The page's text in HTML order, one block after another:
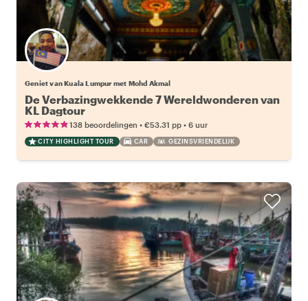
Geniet van Kuala Lumpur met Mohd Akmal
De Verbazingwekkende 7 Wereldwonderen van
KL Dagtour
138 beoordelingen • €53.31 pp • 6 uur
CITY HIGHLIGHT TOUR CAR GEZINSVRIENDELIJK